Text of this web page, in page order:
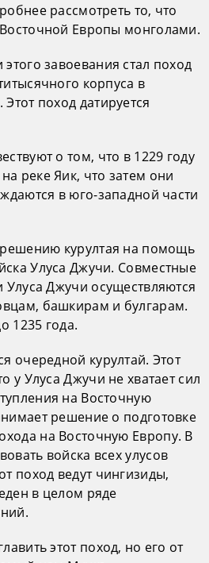
рассмотреть то, что
Восточной Европы монголами.
завоевания стал поход
корпуса в
поход датируется
о том, что в 1229 году
реке Яик, что затем они
в юго-западной части
решению курултая на помощь
Улуса Джучи. Совместные
Улуса Джучи осуществляются
башкирам и булгарам.
1235 года.
очередной курултай. Этот
у Улуса Джучи не хватает сил
на Восточную
решение о подготовке
на Восточную Европу. В
войска всех улусов
поход ведут чингизиды,
в целом ряде
этот поход, но его от